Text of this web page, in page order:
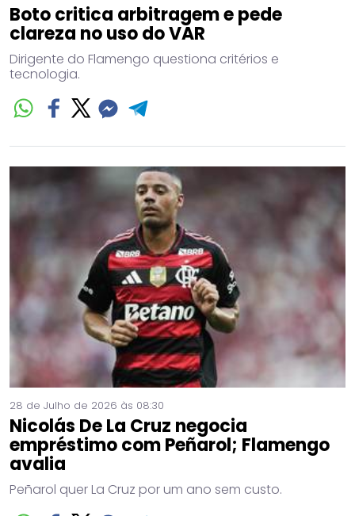
Boto critica arbitragem e pede
clareza no uso do VAR
Dirigente do Flamengo questiona critérios e
tecnologia.
28 de Julho de 2026 às 08:30
Nicolás De La Cruz negocia
empréstimo com Peñarol; Flamengo
avalia
Peñarol quer La Cruz por um ano sem custo.